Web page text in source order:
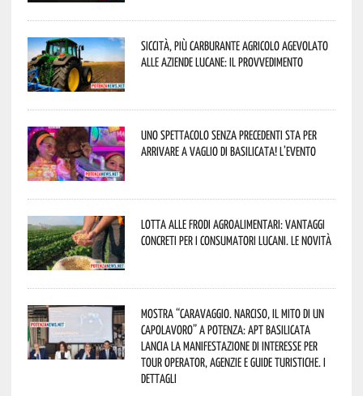
Siccità, più carburante agricolo agevolato
alle aziende lucane: il provvedimento
Uno spettacolo senza precedenti sta per
arrivare a Vaglio di Basilicata! L’evento
Lotta alle frodi agroalimentari: vantaggi
concreti per i consumatori lucani. Le novità
Mostra “Caravaggio. Narciso, il mito di un
capolavoro” a Potenza: APT Basilicata
lancia la manifestazione di interesse per
Tour Operator, Agenzie e Guide Turistiche. I
dettagli